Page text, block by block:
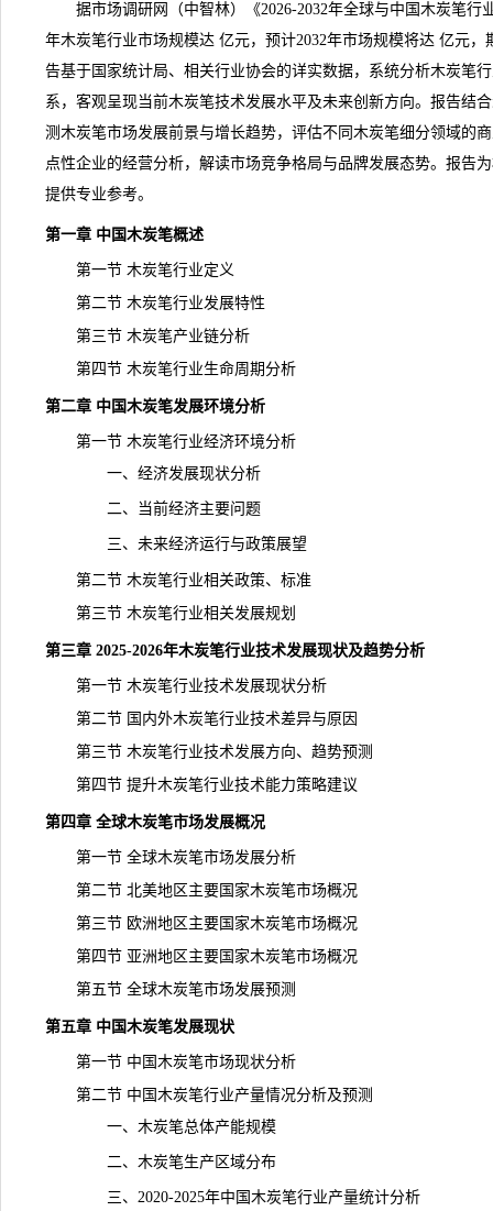
据市场调研网（中智林）《2026-2032年全球与中国木炭笔行
年木炭笔行业市场规模达 亿元，预计2032年市场规模将达 亿元
告基于国家统计局、相关行业协会的详实数据，系统分析木炭笔
系，客观呈现当前木炭笔技术发展水平及未来创新方向。报告结
测木炭笔市场发展前景与增长趋势，评估不同木炭笔细分领域的
点性企业的经营分析，解读市场竞争格局与品牌发展态势。报告
提供专业参考。
第一章 中国木炭笔概述
第一节 木炭笔行业定义
第二节 木炭笔行业发展特性
第三节 木炭笔产业链分析
第四节 木炭笔行业生命周期分析
第二章 中国木炭笔发展环境分析
第一节 木炭笔行业经济环境分析
一、经济发展现状分析
二、当前经济主要问题
三、未来经济运行与政策展望
第二节 木炭笔行业相关政策、标准
第三节 木炭笔行业相关发展规划
第三章 2025-2026年木炭笔行业技术发展现状及趋势分析
第一节 木炭笔行业技术发展现状分析
第二节 国内外木炭笔行业技术差异与原因
第三节 木炭笔行业技术发展方向、趋势预测
第四节 提升木炭笔行业技术能力策略建议
第四章 全球木炭笔市场发展概况
第一节 全球木炭笔市场发展分析
第二节 北美地区主要国家木炭笔市场概况
第三节 欧洲地区主要国家木炭笔市场概况
第四节 亚洲地区主要国家木炭笔市场概况
第五节 全球木炭笔市场发展预测
第五章 中国木炭笔发展现状
第一节 中国木炭笔市场现状分析
第二节 中国木炭笔行业产量情况分析及预测
一、木炭笔总体产能规模
二、木炭笔生产区域分布
三、2020-2025年中国木炭笔行业产量统计分析